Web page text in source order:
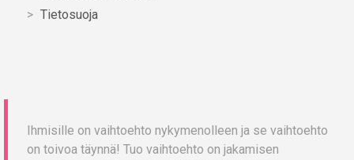
Tietosuoja
Ihmisille on vaihtoehto nykymenolleen ja se vaihtoehto
on toivoa täynnä! Tuo vaihtoehto on jakamisen